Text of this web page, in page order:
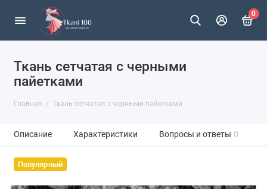
0
Ткань сетчатая с черными
пайетками
Главная Ткань сетчатая с черными пайетками
Описание Характеристики Вопросы и ответы 0
Популярный